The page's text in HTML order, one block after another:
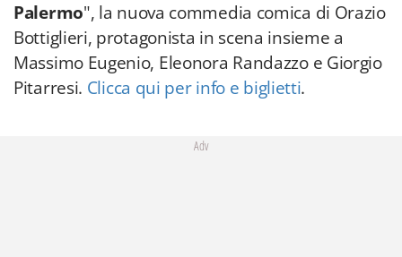
Palermo", la nuova commedia comica di Orazio
Bottiglieri, protagonista in scena insieme a
Massimo Eugenio, Eleonora Randazzo e Giorgio
Pitarresi. Clicca qui per info e biglietti.
Adv